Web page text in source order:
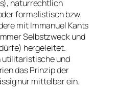
naturrechtlich
formalistisch bzw.
mit Immanuel Kants
Selbstzweck und
hergeleitet.
utilitaristische und
das Prinzip der
nur mittelbar ein.